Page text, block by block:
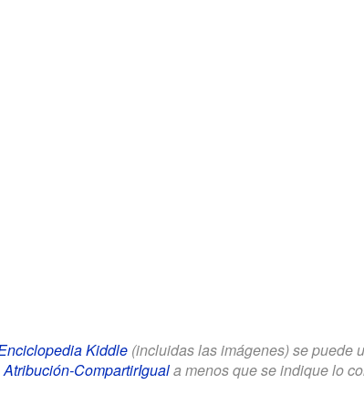
Kiddle(incluidas las imágenes) se puede
Atribución-CompartirIguala menos que se indique lo